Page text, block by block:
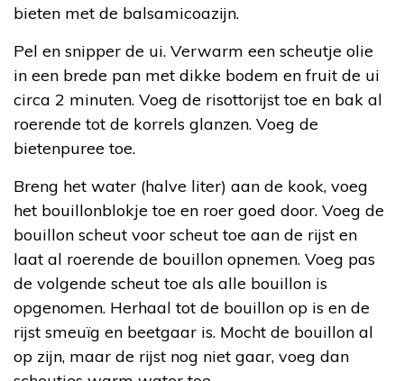
bieten met de balsamicoazijn.
Pel en snipper de ui. Verwarm een scheutje olie
in een brede pan met dikke bodem en fruit de ui
circa 2 minuten. Voeg de risottorijst toe en bak al
roerende tot de korrels glanzen. Voeg de
bietenpuree toe.
Breng het water (halve liter) aan de kook, voeg
het bouillonblokje toe en roer goed door. Voeg de
bouillon scheut voor scheut toe aan de rijst en
laat al roerende de bouillon opnemen. Voeg pas
de volgende scheut toe als alle bouillon is
opgenomen. Herhaal tot de bouillon op is en de
rijst smeuïg en beetgaar is. Mocht de bouillon al
op zijn, maar de rijst nog niet gaar, voeg dan